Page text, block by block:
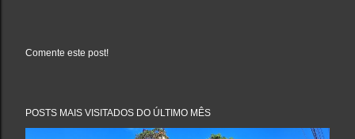
a
u
Comente este post!
POSTS MAIS VISITADOS DO ÚLTIMO MÊS